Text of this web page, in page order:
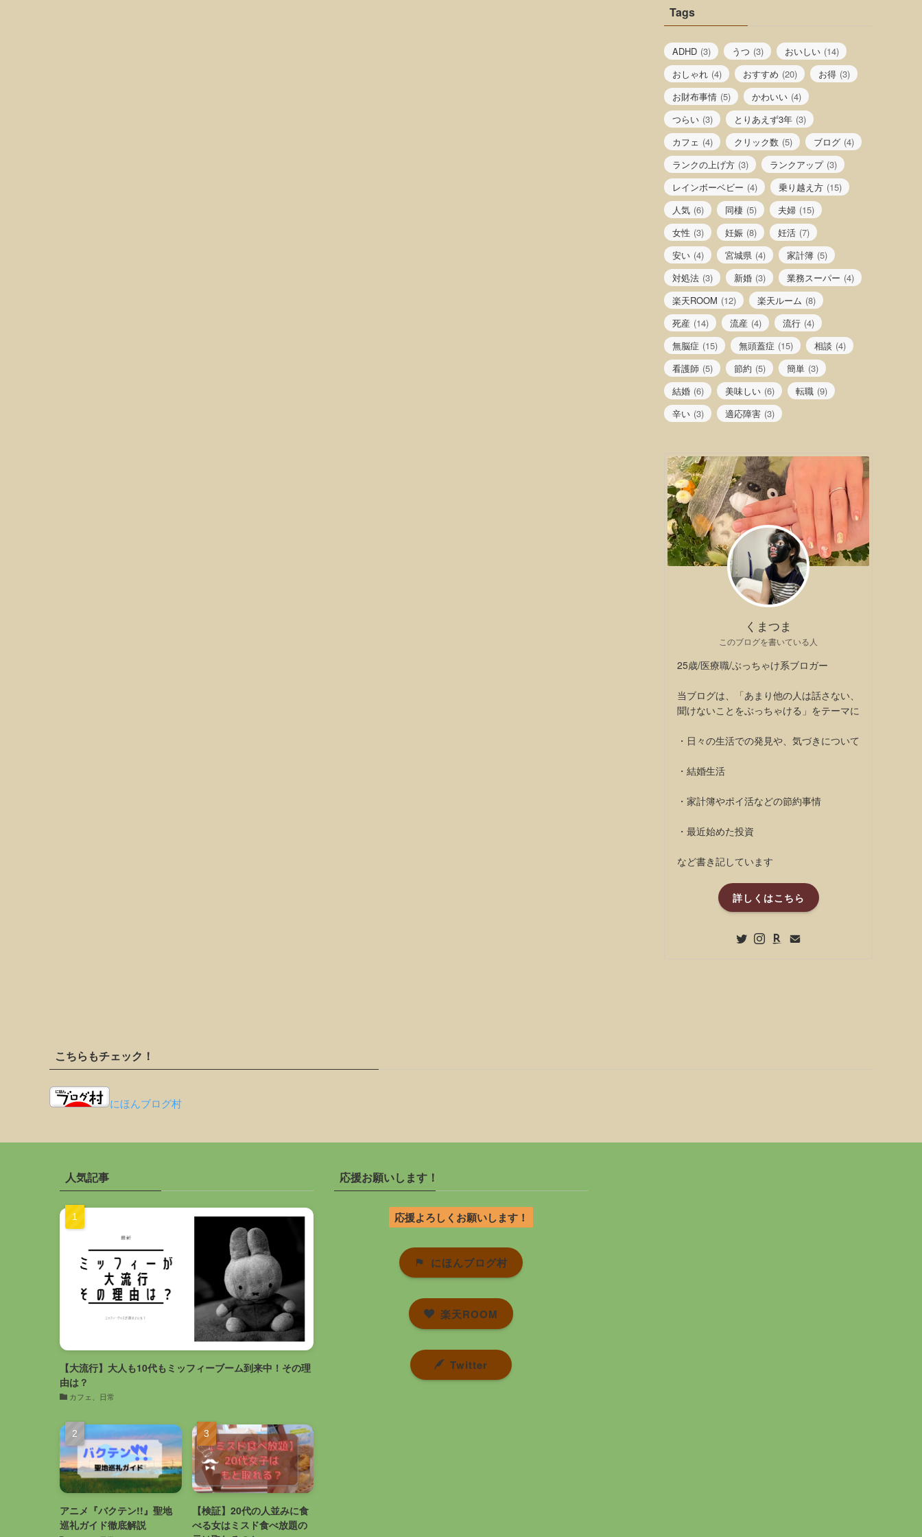
Tags
ADHD (3) うつ (3) おいしい (14)
おしゃれ (4) おすすめ (20) お得 (3)
お財布事情 (5) かわいい (4)
つらい (3) とりあえず3年 (3)
カフェ (4) クリック数 (5) ブログ (4)
ランクの上げ方 (3) ランクアップ (3)
レインボーベビー (4) 乗り越え方 (15)
人気 (6) 同棲 (5) 夫婦 (15)
女性 (3) 妊娠 (8) 妊活 (7)
安い (4) 宮城県 (4) 家計簿 (5)
対処法 (3) 新婚 (3) 業務スーパー (4)
楽天ROOM (12) 楽天ルーム (8)
死産 (14) 流産 (4) 流行 (4)
無脳症 (15) 無頭蓋症 (15) 相談 (4)
看護師 (5) 節約 (5) 簡単 (3)
結婚 (6) 美味しい (6) 転職 (9)
辛い (3) 適応障害 (3)
くまつま
このブログを書いている人
25歳/医療職/ぶっちゃけ系ブロガー
当ブログは、「あまり他の人は話さない、
聞けないことをぶっちゃける」をテーマに
・日々の生活での発見や、気づきについて
・結婚生活
・家計簿やポイ活などの節約事情
・最近始めた投資
など書き記しています
詳しくはこちら
こちらもチェック！
にほんブログ村
人気記事
【大流行】大人も10代もミッフィーブーム到来中！その理
由は？
カフェ、日常
アニメ『バクテン!!』聖地
巡礼ガイド徹底解説
【検証】20代の人並みに食
べる女はミスド食べ放題の
応援お願いします！
応援よろしくお願いします！
にほんブログ村
楽天ROOM
Twitter